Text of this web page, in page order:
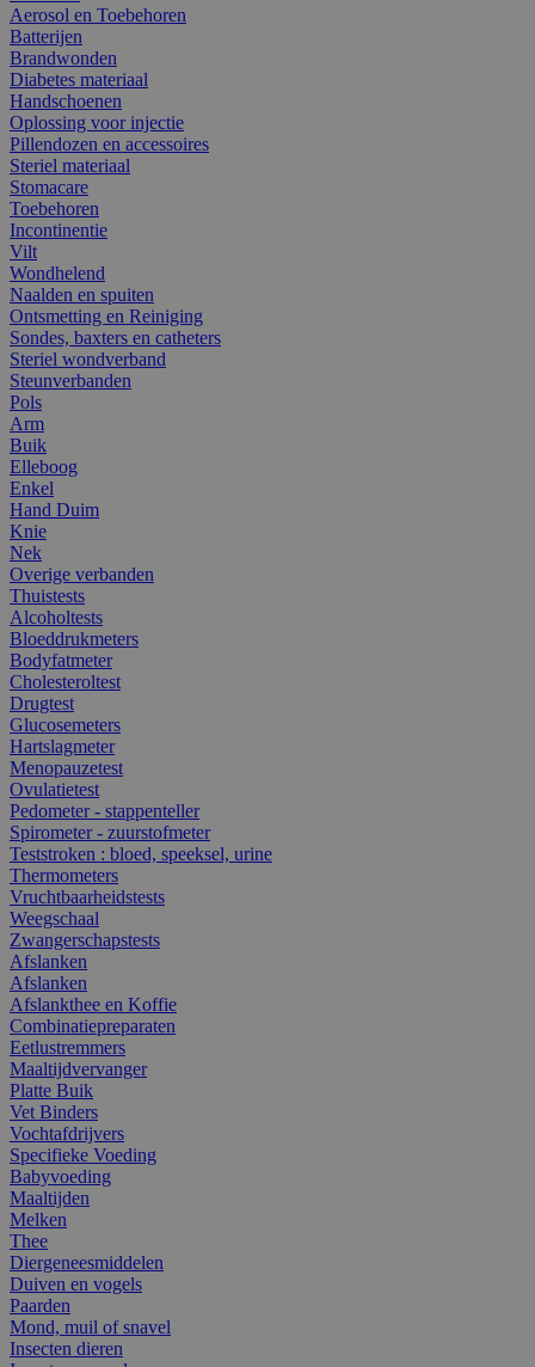
Aerosol en Toebehoren
Batterijen
Brandwonden
Diabetes materiaal
Handschoenen
Oplossing voor injectie
Pillendozen en accessoires
Steriel materiaal
Stomacare
Toebehoren
Incontinentie
Vilt
Wondhelend
Naalden en spuiten
Ontsmetting en Reiniging
Sondes, baxters en catheters
Steriel wondverband
Steunverbanden
Pols
Arm
Buik
Elleboog
Enkel
Hand Duim
Knie
Nek
Overige verbanden
Thuistests
Alcoholtests
Bloeddrukmeters
Bodyfatmeter
Cholesteroltest
Drugtest
Glucosemeters
Hartslagmeter
Menopauzetest
Ovulatietest
Pedometer - stappenteller
Spirometer - zuurstofmeter
Teststroken : bloed, speeksel, urine
Thermometers
Vruchtbaarheidstests
Weegschaal
Zwangerschapstests
Afslanken
Afslanken
Afslankthee en Koffie
Combinatiepreparaten
Eetlustremmers
Maaltijdvervanger
Platte Buik
Vet Binders
Vochtafdrijvers
Specifieke Voeding
Babyvoeding
Maaltijden
Melken
Thee
Diergeneesmiddelen
Duiven en vogels
Paarden
Mond, muil of snavel
Insecten dieren